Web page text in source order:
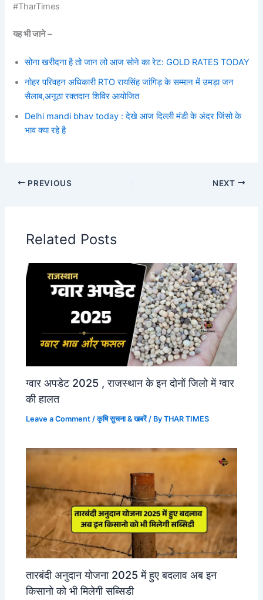
#TharTimes
यह भी जाने –
सोना खरीदना है तो जान लो आज सोने का रेट: GOLD RATES TODAY
नोहर परिवहन अधिकारी RTO रायसिंह जांगिड़ के सम्मान में उमड़ा जन
सैलाब,अनूठा रक्तदान शिविर आयोजित
Delhi mandi bhav today : देखे आज दिल्ली मंडी के अंदर जिंसो के
भाव क्या रहे है
PREVIOUS NEXT
Related Posts
ग्वार अपडेट 2025 , राजस्थान के इन दोनों जिलो में ग्वार
की हालत
Leave a Comment /कृषि सुचना & खबरें/ ByTHAR TIMES
तारबंदी अनुदान योजना 2025 में हुए बदलाव अब इन
किसानो को भी मिलेगी सब्सिडी